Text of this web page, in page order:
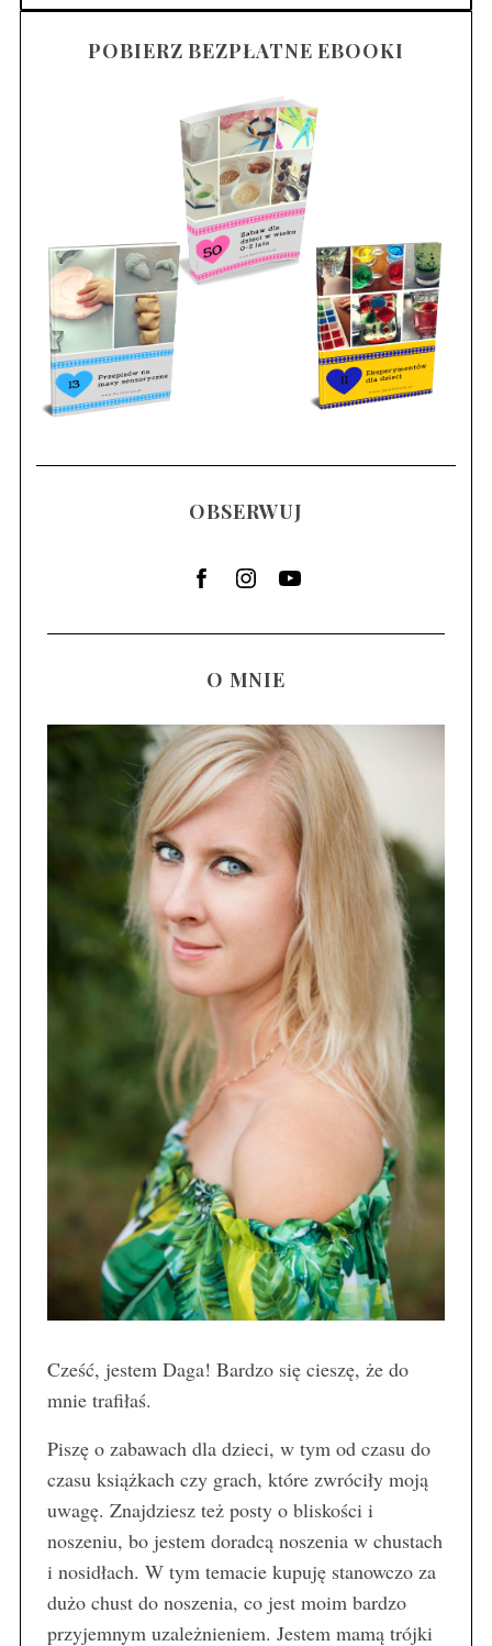
POBIERZ BEZPŁATNE EBOOKI
OBSERWUJ
O MNIE
Cześć, jestem Daga! Bardzo się cieszę, że do
mnie trafiłaś.
Piszę o zabawach dla dzieci, w tym od czasu do
czasu książkach czy grach, które zwróciły moją
uwagę. Znajdziesz też posty o bliskości i
noszeniu, bo jestem doradcą noszenia w chustach
i nosidłach. W tym temacie kupuję stanowczo za
dużo chust do noszenia, co jest moim bardzo
przyjemnym uzależnieniem. Jestem mamą trójki